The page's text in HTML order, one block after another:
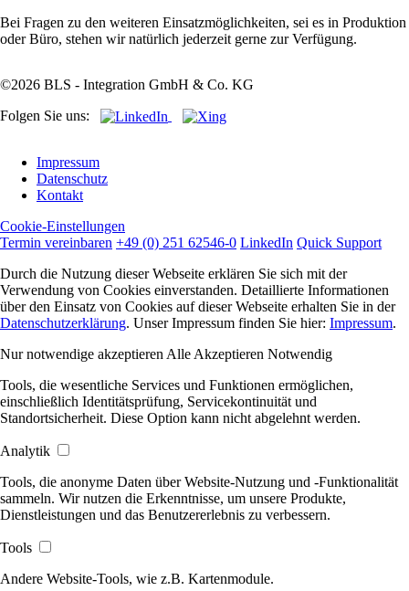
Bei Fragen zu den weiteren Einsatzmöglichkeiten, sei es in Produktion
oder Büro, stehen wir natürlich jederzeit gerne zur Verfügung.
©2026 BLS - Integration GmbH & Co. KG
Folgen Sie uns:
überspringen
Impressum
Datenschutz
Kontakt
Cookie-Einstellungen
Termin vereinbaren +49 (0) 251 62546-0 LinkedIn Quick Support
Durch die Nutzung dieser Webseite erklären Sie sich mit der
Verwendung von Cookies einverstanden. Detaillierte Informationen
über den Einsatz von Cookies auf dieser Webseite erhalten Sie in der
Datenschutzerklärung. Unser Impressum finden Sie hier: Impressum.
Nur notwendige akzeptieren Alle Akzeptieren Notwendig
Tools, die wesentliche Services und Funktionen ermöglichen,
einschließlich Identitätsprüfung, Servicekontinuität und
Standortsicherheit. Diese Option kann nicht abgelehnt werden.
Analytik
Tools, die anonyme Daten über Website-Nutzung und -Funktionalität
sammeln. Wir nutzen die Erkenntnisse, um unsere Produkte,
Dienstleistungen und das Benutzererlebnis zu verbessern.
Tools
Andere Website-Tools, wie z.B. Kartenmodule.